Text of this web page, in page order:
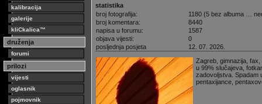
kalibracija
galerije
kliCkalica™
druženja
forumi
prilozi
vijesti
oglasnik
pojmovnik
statistika
broj fotografija:
1180 (5 bez albuma …
broj komentara:
8440
napisa u forumu:
1587
objava vijesti:
0
posljednja posjeta
12. 07. 2026.
Zagreb, gimnazija,
u 99% slučajeva,
zadovoljstva. Spadam
pentaxijance,